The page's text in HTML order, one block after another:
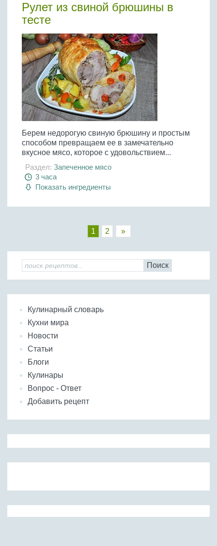
Рулет из свиной брюшины в
тесте
Берем недорогую свиную брюшину и простым
способом превращаем ее в замечательно
вкусное мясо, которое с удовольствием...
Раздел: Запеченное мясо
3 часа
Показать ингредиенты
1 2 »
Поиск
Кулинарный словарь
Кухни мира
Новости
Статьи
Блоги
Кулинары
Вопрос - Ответ
Добавить рецепт